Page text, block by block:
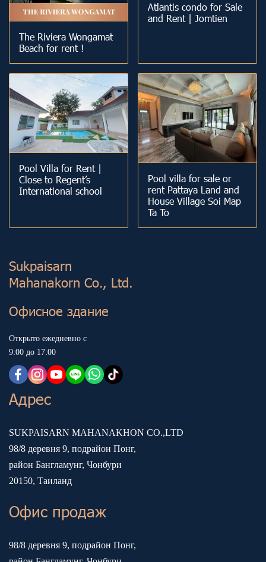
The Riviera Wongamat
Beach for rent !
Atlantis condo for Sale
and Rent | Jomtien
Pool Villa for Rent |
Close to Regent’s
International school
Pool villa for sale or
rent Pattaya Land and
House Village Soi Map
Ta To
Sukp aisarn
Mahanakorn Co., Ltd.
Офисное здание
Открыто ежедневно с
9:00 до 17:00
Адрес
SUKPAISARN MAHANAKHON CO.,LTD
98/8 деревня 9, подрайон Понг,
район Бангламунг, Чонбури
20150, Таиланд
Офис продаж
98/8 деревня 9, подрайон Понг,